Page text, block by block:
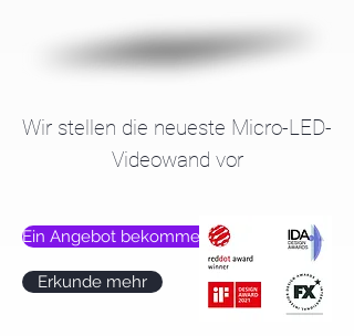
Wir stellen die neueste Micro-LED-
Videowand vor
Ein Angebot bekommen
Erkunde mehr